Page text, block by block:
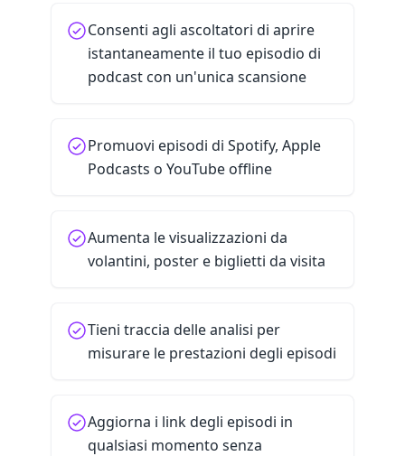
Consenti agli ascoltatori di aprire
istantaneamente il tuo episodio di
podcast con un'unica scansione
Promuovi episodi di Spotify, Apple
Podcasts o YouTube offline
Aumenta le visualizzazioni da
volantini, poster e biglietti da visita
Tieni traccia delle analisi per
misurare le prestazioni degli episodi
Aggiorna i link degli episodi in
qualsiasi momento senza